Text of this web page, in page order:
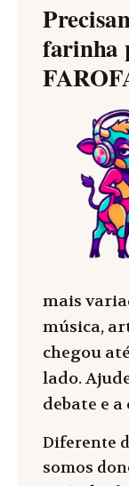
farinha
mais
música,
chegou
lado.
debate e
Diferente
somos